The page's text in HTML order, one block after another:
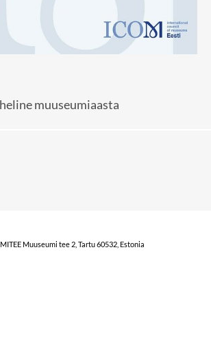
muuseumiaasta
Muuseumi tee 2, Tartu 60532, Estonia